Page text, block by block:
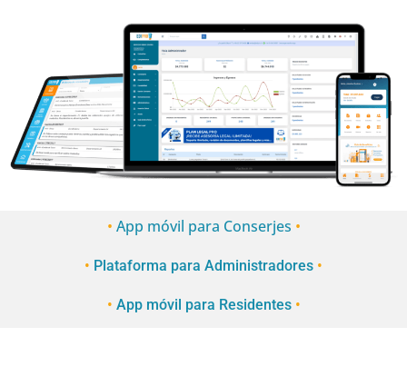
• App móvil para Conserjes •
• Plataforma para Administradores •
• App móvil para Residentes •